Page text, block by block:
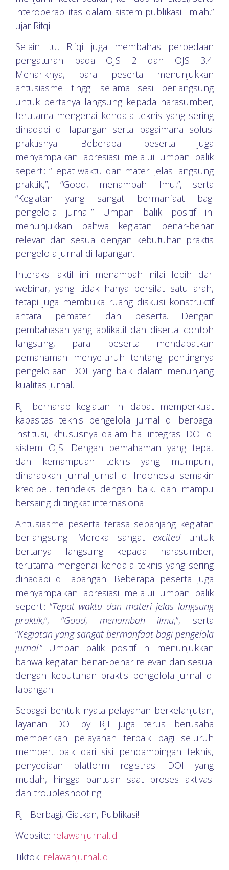
interoperabilitas dalam sistem publikasi ilmiah,”
ujar Rifqi
Selain itu, Rifqi juga membahas perbedaan
pengaturan pada OJS 2 dan OJS 3.4.
Menariknya, para peserta menunjukkan
antusiasme tinggi selama sesi berlangsung
untuk bertanya langsung kepada narasumber,
terutama mengenai kendala teknis yang sering
dihadapi di lapangan serta bagaimana solusi
praktisnya. Beberapa peserta juga
menyampaikan apresiasi melalui umpan balik
seperti: “Tepat waktu dan materi jelas langsung
praktik,”, “Good, menambah ilmu,”, serta
“Kegiatan yang sangat bermanfaat bagi
pengelola jurnal.” Umpan balik positif ini
menunjukkan bahwa kegiatan benar-benar
relevan dan sesuai dengan kebutuhan praktis
pengelola jurnal di lapangan.
Interaksi aktif ini menambah nilai lebih dari
webinar, yang tidak hanya bersifat satu arah,
tetapi juga membuka ruang diskusi konstruktif
antara pemateri dan peserta. Dengan
pembahasan yang aplikatif dan disertai contoh
langsung, para peserta mendapatkan
pemahaman menyeluruh tentang pentingnya
pengelolaan DOI yang baik dalam menunjang
kualitas jurnal.
RJI berharap kegiatan ini dapat memperkuat
kapasitas teknis pengelola jurnal di berbagai
institusi, khususnya dalam hal integrasi DOI di
sistem OJS. Dengan pemahaman yang tepat
dan kemampuan teknis yang mumpuni,
diharapkan jurnal-jurnal di Indonesia semakin
kredibel, terindeks dengan baik, dan mampu
bersaing di tingkat internasional.
Antusiasme peserta terasa sepanjang kegiatan
berlangsung. Mereka sangat excited untuk
bertanya langsung kepada narasumber,
terutama mengenai kendala teknis yang sering
dihadapi di lapangan. Beberapa peserta juga
menyampaikan apresiasi melalui umpan balik
seperti: “Tepat waktu dan materi jelas langsung
praktik,”, “Good, menambah ilmu,”, serta
“Kegiatan yang sangat bermanfaat bagi pengelola
jurnal.” Umpan balik positif ini menunjukkan
bahwa kegiatan benar-benar relevan dan sesuai
dengan kebutuhan praktis pengelola jurnal di
lapangan.
Sebagai bentuk nyata pelayanan berkelanjutan,
layanan DOI by RJI juga terus berusaha
memberikan pelayanan terbaik bagi seluruh
member, baik dari sisi pendampingan teknis,
penyediaan platform registrasi DOI yang
mudah, hingga bantuan saat proses aktivasi
dan troubleshooting.
RJI: Berbagi, Giatkan, Publikasi!
Website: relawanjurnal.id
Tiktok: relawanjurnal.id